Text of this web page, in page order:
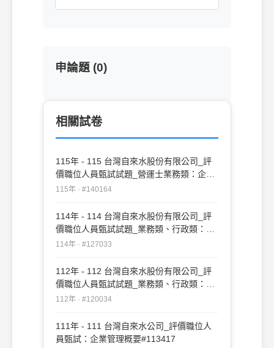
申論題 (0)
相關試卷
115年 - 115 台灣自來水股份有限公司_評
價職位人員甄試試題_營運士業務類：企業
管理概要#140164
115年 · #140164
114年 - 114 台灣自來水股份有限公司_評
價職位人員甄試試題_業務類、行政類：企
業管理概要#127033
114年 · #127033
112年 - 112 台灣自來水股份有限公司_評
價職位人員甄試試題_業務類、行政類：企
業管理概要#120034
112年 · #120034
111年 - 111 台灣自來水公司_評價職位人
員甄試：企業管理概要#113417